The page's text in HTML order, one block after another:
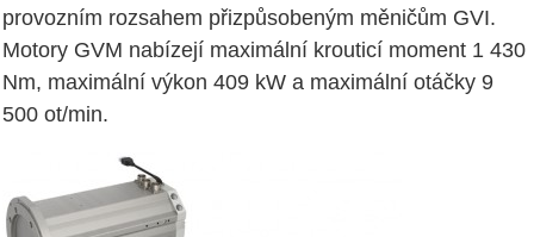
provozním rozsahem přizpůsobeným měničům GVI.
Motory GVM nabízejí maximální krouticí moment 1 430
Nm, maximální výkon 409 kW a maximální otáčky 9
500 ot/min.